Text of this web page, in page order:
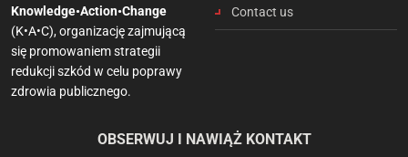
Knowledge•Action•Change
(K•A•C), organizację zajmującą
się promowaniem strategii
redukcji szkód w celu poprawy
zdrowia publicznego.
Contact us
OBSERWUJ I NAWIĄŻ KONTAKT